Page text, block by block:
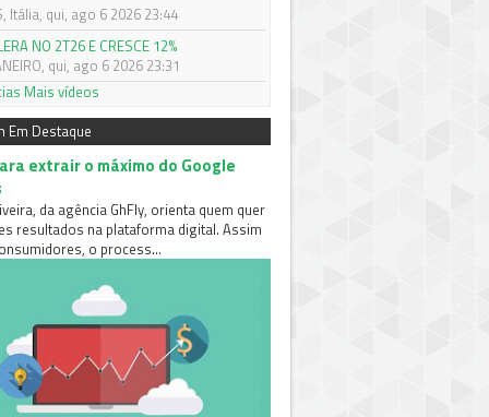
Itália, qui, ago 6 2026 23:44
NO 2T26 E CRESCE 12%
qui, ago 6 2026 23:31
Mais vídeos
Em Destaque
extrair o máximo do Google
da agência GhFly, orienta quem quer
resultados na plataforma digital. Assim
o process...